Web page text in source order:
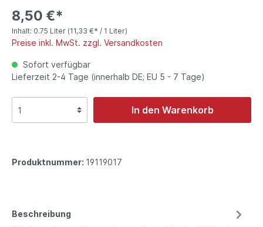
8,50 €*
Inhalt: 0.75 Liter (11,33 €* / 1 Liter)
Preise inkl. MwSt. zzgl. Versandkosten
Sofort verfügbar
Lieferzeit 2-4 Tage (innerhalb DE; EU 5 - 7 Tage)
In den Warenkorb
Produktnummer: 19119017
Beschreibung